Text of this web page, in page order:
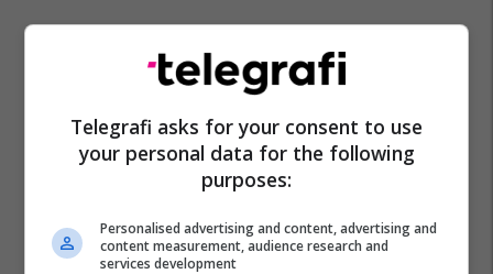
Telegrafi asks for your consent to use
your personal data for the following
purposes:
Personalised advertising and content, advertising and
content measurement, audience research and
services development